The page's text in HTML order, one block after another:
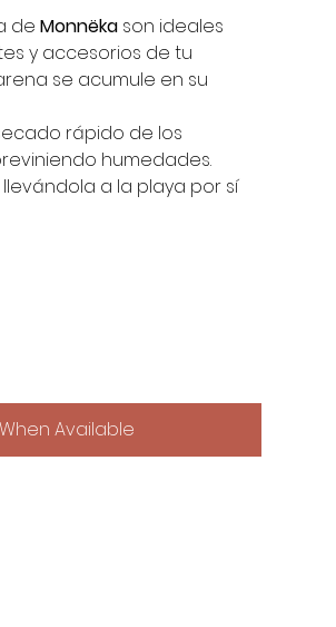
de Monnëkason ideales
y accesorios de tu
se acumule en su
rápido de los
humedades.
a la playa por sí
Available